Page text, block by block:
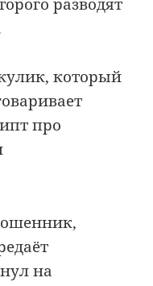
который
про
на